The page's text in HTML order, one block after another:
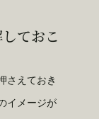
ておこ
さえておき
イメージが